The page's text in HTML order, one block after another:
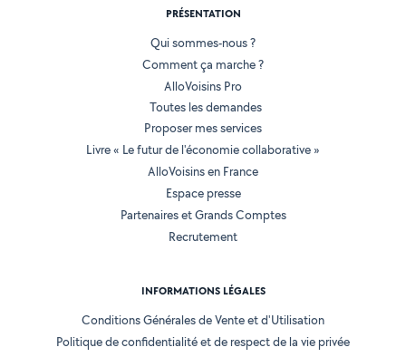
PRÉSENTATION
Qui sommes-nous ?
Comment ça marche ?
AlloVoisins Pro
Toutes les demandes
Proposer mes services
Livre « Le futur de l'économie collaborative »
AlloVoisins en France
Espace presse
Partenaires et Grands Comptes
Recrutement
INFORMATIONS LÉGALES
Conditions Générales de Vente et d'Utilisation
Politique de confidentialité et de respect de la vie privée